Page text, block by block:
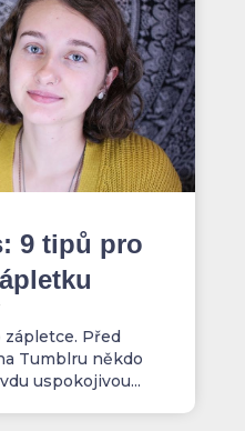
9 tipů pro
Před
Tumblru někdo
uspokojivou...